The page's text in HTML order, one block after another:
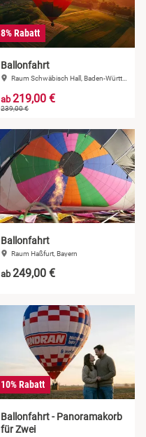
8% Rabatt
Ballonfahrt
Raum Schwäbisch Hall, Baden-Württemberg
ab219,00 €
239,00 €
Ballonfahrt
Raum Haßfurt, Bayern
ab249,00 €
10% Rabatt
Ballonfahrt - Panoramakorb
für Zwei